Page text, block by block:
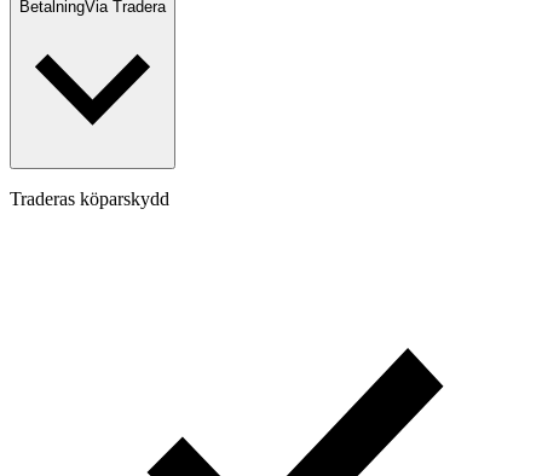
BetalningVia Tradera
Traderas köparskydd